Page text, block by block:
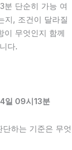
단순히 가능 여
지, 조건이 달라질
이 무엇인지 함께
다.
일 09시13분
하는 기준은 무엇